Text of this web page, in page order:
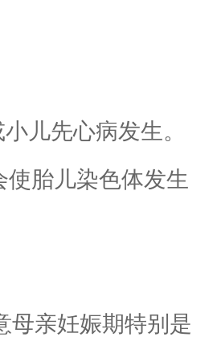
儿先心病发生。
胎儿染色体发生
亲妊娠期特别是